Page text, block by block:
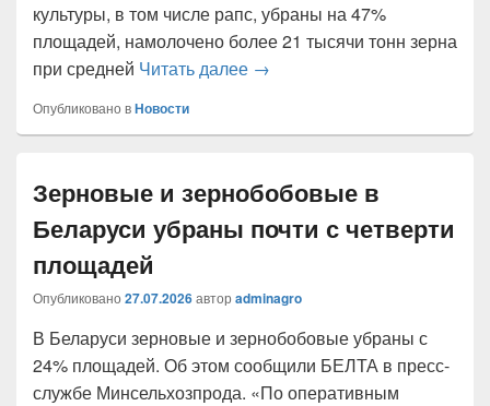
культуры, в том числе рапс, убраны на 47%
площадей, намолочено более 21 тысячи тонн зерна
при средней Читать далее Помощник Президента —
→
Опубликовано вНовости
Зерновые и зернобобовые в
Беларуси убраны почти с четверти
площадей
Опубликовано 27.07.2026автор adminagro
В Беларуси зерновые и зернобобовые убраны с
24% площадей. Об этом сообщили БЕЛТА в пресс-
службе Минсельхозпрода. «По оперативным